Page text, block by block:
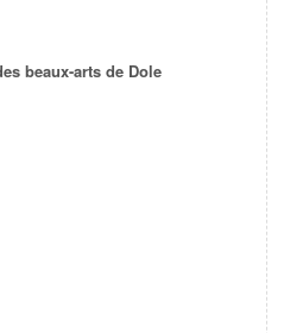
beaux-arts de Dole